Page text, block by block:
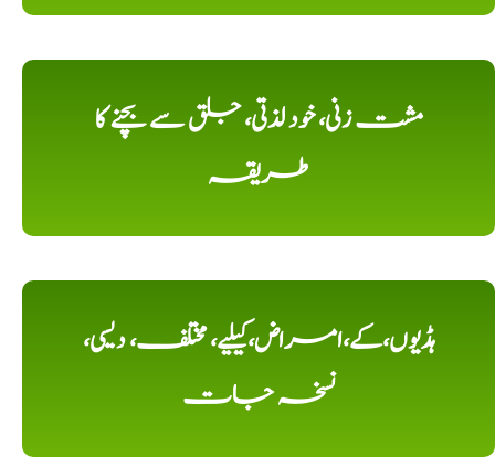
مشت زنی، خود لذتی، جلق سے بچنے کا
طریقہ
ہڈیوں،کے،امراض،کیلیے، مختلف، دیسی،
نسخہ جات